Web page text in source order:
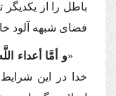
باطل را از یكدیگر
فضاى شبهه آلود
«و أمَّا أعداء
خدا در این